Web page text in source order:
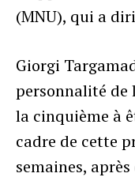
(MNU), qui a
Giorgi
personnalité de
la cinquième à
cadre de cette
semaines,